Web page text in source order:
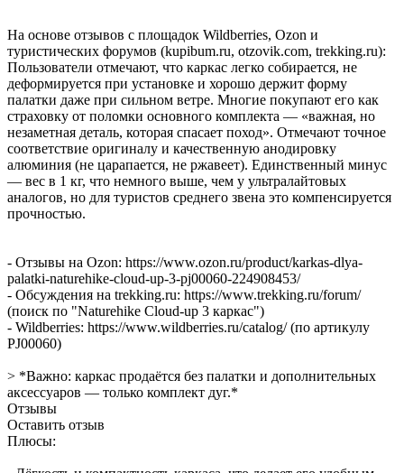
На основе отзывов с площадок Wildberries, Ozon и
туристических форумов (kupibum.ru, otzovik.com, trekking.ru):
Пользователи отмечают, что каркас легко собирается, не
деформируется при установке и хорошо держит форму
палатки даже при сильном ветре. Многие покупают его как
страховку от поломки основного комплекта — «важная, но
незаметная деталь, которая спасает поход». Отмечают точное
соответствие оригиналу и качественную анодировку
алюминия (не царапается, не ржавеет). Единственный минус
— вес в 1 кг, что немного выше, чем у ультралайтовых
аналогов, но для туристов среднего звена это компенсируется
прочностью.
- Отзывы на Ozon: https://www.ozon.ru/product/karkas-dlya-
palatki-naturehike-cloud-up-3-pj00060-224908453/
- Обсуждения на trekking.ru: https://www.trekking.ru/forum/
(поиск по "Naturehike Cloud-up 3 каркас")
- Wildberries: https://www.wildberries.ru/catalog/ (по артикулу
PJ00060)
> *Важно: каркас продаётся без палатки и дополнительных
аксессуаров — только комплект дуг.*
Отзывы
Оставить отзыв
Плюсы: